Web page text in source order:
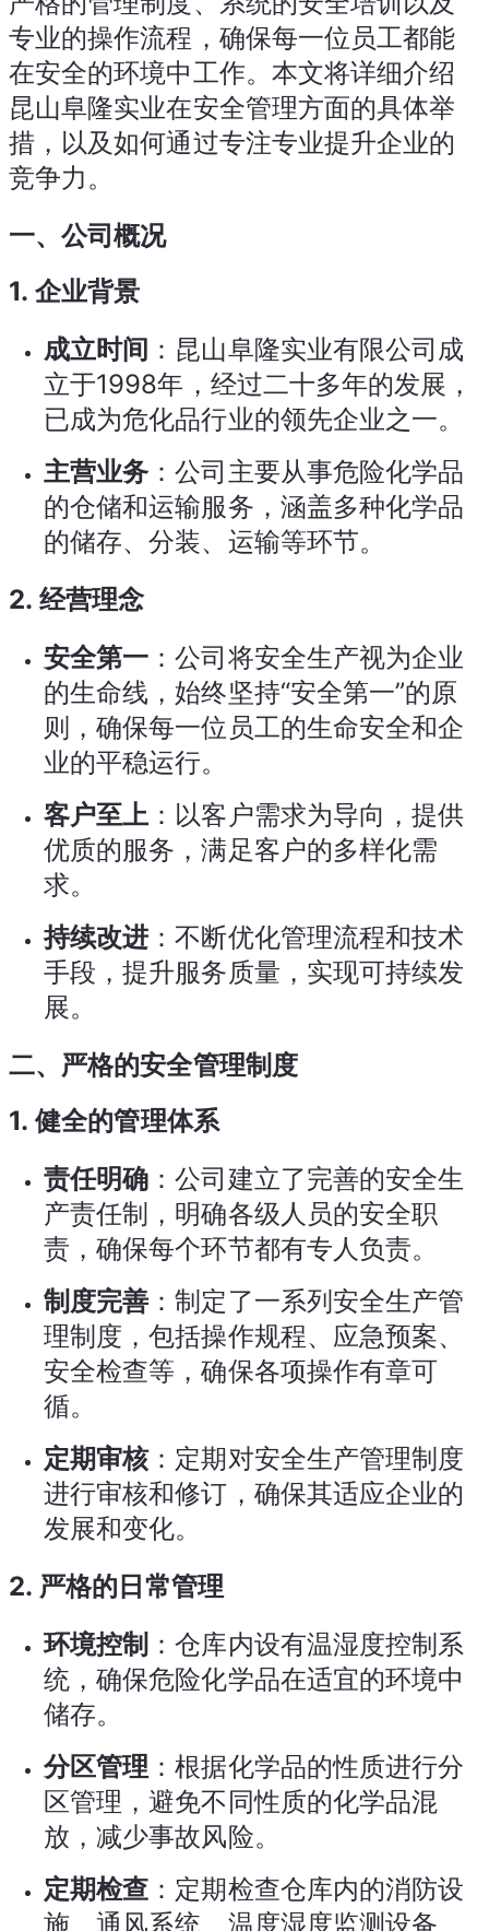
专业的操作流程，确保每一位员工都能
在安全的环境中工作。本文将详细介绍
昆山阜隆实业在安全管理方面的具体举
措，以及如何通过专注专业提升企业的
竞争力。
一、公司概况
1.企业背景
成立时间 ：昆山阜隆实业有限公司成
立于1998年，经过二十多年的发展，
已成为危化品行业的领先企业之一。
主营业务 ：公司主要从事危险化学品
的仓储和运输服务，涵盖多种化学品
的储存、分装、运输等环节。
2.经营理念
安全第一 ：公司将安全生产视为企业
的生命线，始终坚持“安全第一”的原
则，确保每一位员工的生命安全和企
业的平稳运行。
客户至上 ：以客户需求为导向，提供
优质的服务，满足客户的多样化需
求。
持续改进 ：不断优化管理流程和技术
手段，提升服务质量，实现可持续发
展。
二、严格的安全管理制度
1.健全的管理体系
责任明确 ：公司建立了完善的安全生
产责任制，明确各级人员的安全职
责，确保每个环节都有专人负责。
制度完善 ：制定了一系列安全生产管
理制度，包括操作规程、应急预案、
安全检查等，确保各项操作有章可
循。
定期审核：定期对安全生产管理制度
进行审核和修订，确保其适应企业的
发展和变化。
2. 严格的日常管理
环境控制 ：仓库内设有温湿度控制系
统，确保危险化学品在适宜的环境中
储存。
分区管理 ：根据化学品的性质进行分
区管理，避免不同性质的化学品混
放，减少事故风险。
定期检查 ：定期检查仓库内的消防设
施、通风系统、温度湿度监测设备